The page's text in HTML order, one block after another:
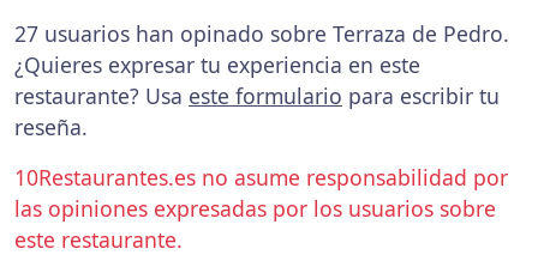
27 usuarios han opinado sobre Terraza de Pedro.
¿Quieres expresar tu experiencia en este
restaurante? Usa este formulario para escribir tu
reseña.
10Restaurantes.es no asume responsabilidad por
las opiniones expresadas por los usuarios sobre
este restaurante.